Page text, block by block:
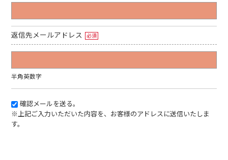
返信先メールアドレス 必須
半角英数字
確認メールを送る。
※上記ご入力いただいた内容を、お客様のアドレスに送信いたしま
す。